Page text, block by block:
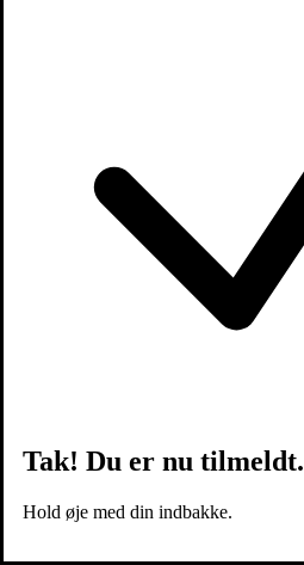
Tak! Du er nu tilmeldt.
Hold øje med din indbakke.